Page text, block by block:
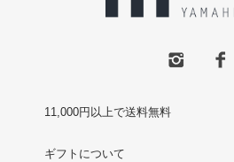
11,000円以上で送料無料
ギフトについて